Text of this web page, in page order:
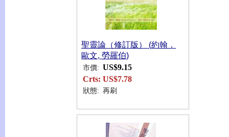
聖靈論（修訂版） (約翰．
歐文, 勞羅伯)
市價: US$9.15
Crts: US$7.78
狀態: 再刷